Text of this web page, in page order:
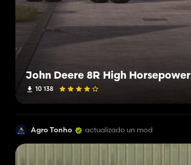
John Deere 8R High Horsepower
10 138
Agro Tonho actualizado un mod